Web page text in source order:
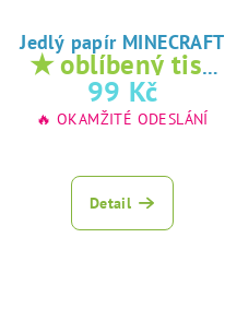
Jedlý papír MINECRAFT
★ oblíbený tisk
na jedlý papír
99 Kč
🔥 OKAMŽITÉ ODESLÁNÍ
Detail